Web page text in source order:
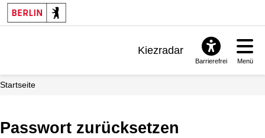
Kiezradar
Barrierefrei Menü
Startseite
Passwort zurücksetzen